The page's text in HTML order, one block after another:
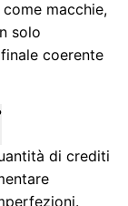
macchie,
solo
coerente
di crediti